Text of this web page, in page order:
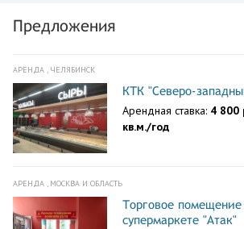
Предложения
АРЕНДА , ЧЕЛЯБИНСК
КТК "Северо-
Арендная ставка: 4 800
кв.м./год
АРЕНДА , МОСКВА И ОБЛАСТЬ
Торговое помещение
супермаркете "Атак"